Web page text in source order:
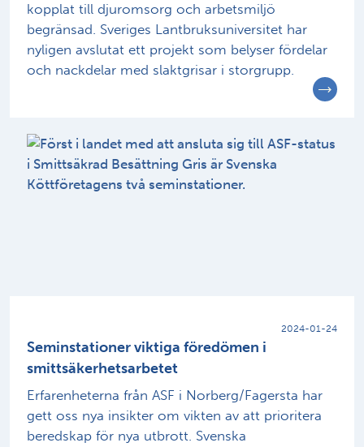
kopplat till djuromsorg och arbetsmiljö
begränsad. Sveriges Lantbruksuniversitet har
nyligen avslutat ett projekt som belyser fördelar
och nackdelar med slaktgrisar i storgrupp.
2024-01-24
Seminstationer viktiga föredömen i
smittsäkerhetsarbetet
Erfarenheterna från ASF i Norberg/Fagersta har
gett oss nya insikter om vikten av att prioritera
beredskap för nya utbrott. Svenska